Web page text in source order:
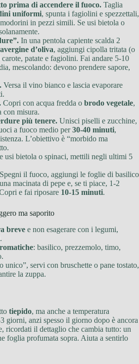
prima di accendere il fuoco. Taglia
uniformi, spunta i fagiolini e spezzettali,
in pezzi simili. Se usi bietola o
In una pentola capiente scalda 2
d’oliva, aggiungi cipolla tritata (o
patate e fagiolini. Fai andare 5-10
mescolando: devono prendere sapore,
Versa il vino bianco e lascia evaporare
Copri con acqua fredda o brodo vegetale,
con misura.
più tenere. Unisci piselli e zucchine,
a fuoco medio per30-40 minuti,
L’obiettivo è “morbido ma
usi bietola o spinaci, mettili negli ultimi 5
Spegni il fuoco, aggiungi le foglie di basilico
macinata di pepe e, se ti piace, 1-2
e fai riposare 10-15 minuti.
ma saporito
breve e non esagerare con i legumi,
: basilico, prezzemolo, timo,
unico”, servi con bruschette o pane tostato,
la zuppa.
tiepido, ma anche a temperatura
giorni, anzi spesso il giorno dopo è ancora
ricordati il dettaglio che cambia tutto: un
foglia profumata sopra. Aiuta a sentirlo